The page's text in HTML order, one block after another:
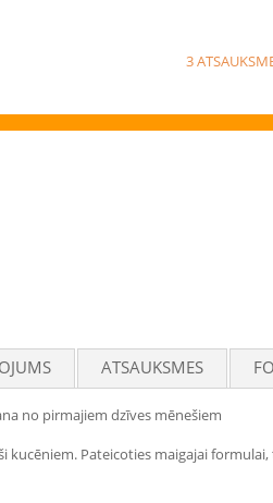
3
ATSAUKSMES
no pirmajiem dzīves mēnešiem
kucēniem. Pateicoties maigajai